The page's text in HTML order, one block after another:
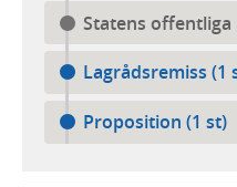
Statens
Lagrådsremiss (1
Proposition (1 st)